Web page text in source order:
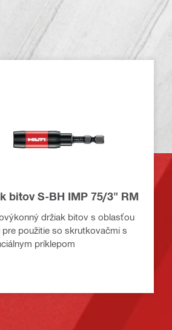
bitov S-BH IMP 75/3" RM
držiak bitov s oblasťou
pre použitie so skrutkovačmi s
príklepom